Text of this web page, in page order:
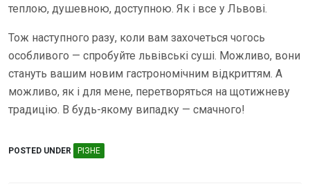
теплою, душевною, доступною. Як і все у Львові.
Тож наступного разу, коли вам захочеться чогось
особливого — спробуйте львівські суші. Можливо, вони
стануть вашим новим гастрономічним відкриттям. А
можливо, як і для мене, перетворяться на щотижневу
традицію. В будь-якому випадку — смачного!
POSTED UNDER РІЗНЕ